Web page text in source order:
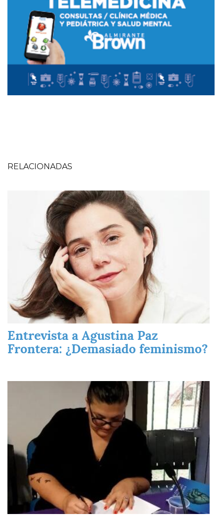
RELACIONADAS
Entrevista a Agustina Paz
Frontera: ¿Demasiado feminismo?